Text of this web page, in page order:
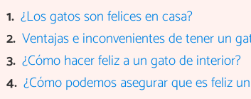
¿Los gatos son felices en casa?
Ventajas e inconvenientes de tener un
¿Cómo hacer feliz a un gato de interior?
¿Cómo podemos asegurar que es feliz